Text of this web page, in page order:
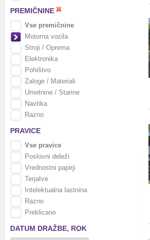
PREMIČNINE
Vse premičnine
Motorna vozila
Stroji / Oprema
Elektronika
Pohištvo
Zaloge / Materiali
Umetnine / Starine
Navtika
Razno
PRAVICE
Vse pravice
Poslovni deleži
Vrednostni papirji
Terjatve
Intelektualna lastnina
Razno
Preklicano
DATUM DRAŽBE, ROK